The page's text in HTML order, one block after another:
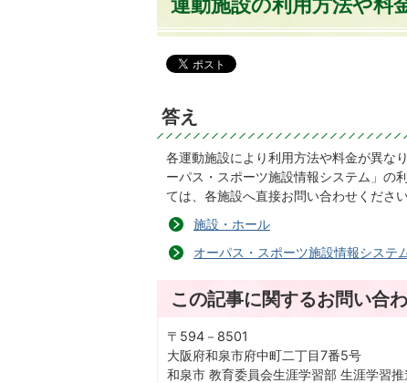
答え
各運動施設により利用方法や料金が異な
ーパス・スポーツ施設情報システム」の
ては、各施設へ直接お問い合わせください
施設・ホール
オーパス・スポーツ施設情報システ
この記事に関するお問い合
〒594－8501
大阪府和泉市府中町二丁目7番5号
和泉市 教育委員会生涯学習部 生涯学習